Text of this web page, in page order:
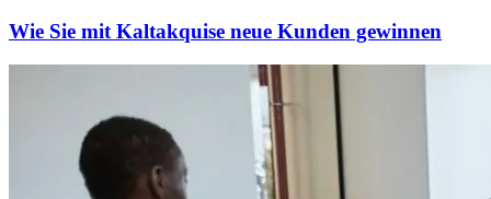
Wie Sie mit Kaltakquise neue Kunden gewinnen